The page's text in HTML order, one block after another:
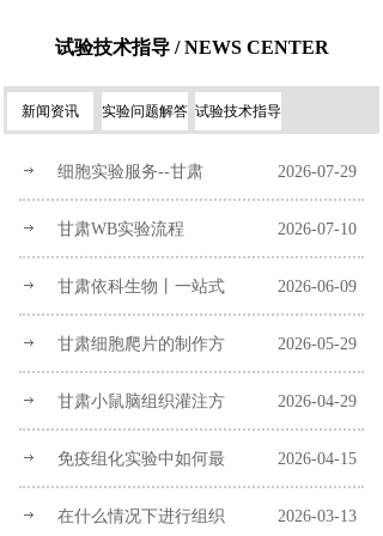
试验技术指导 / NEWS CENTER
新闻资讯 实验问题解答 试验技术指导
细胞实验服务--甘肃 2026-07-29
甘肃WB实验流程 2026-07-10
甘肃依科生物丨一站式 2026-06-09
甘肃细胞爬片的制作方 2026-05-29
甘肃小鼠脑组织灌注方 2026-04-29
免疫组化实验中如何最 2026-04-15
在什么情况下进行组织 2026-03-13